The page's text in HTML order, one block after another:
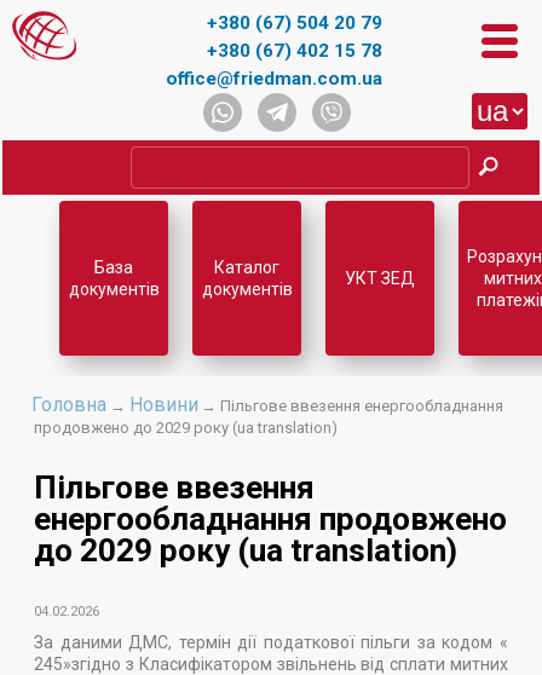
+380 (67) 504 20 79
+380 (67) 402 15 78
office@friedman.com.ua
Головна → Новини → Пільгове ввезення енергообладнання
продовжено до 2029 року (ua translation)
Пільгове ввезення
енергообладнання продовжено
до 2029 року (ua translation)
04.02.2026
За даними ДМС, термін дії податкової пільги за кодом «
245»згідно з Класифікатором звільнень від сплати митних
База
документів
Каталог
документів
УКТ ЗЕД
митних